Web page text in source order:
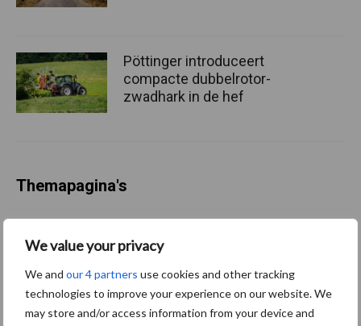
We value your privacy
We and our 4 partners use cookies and other tracking
technologies to improve your experience on our website. We
may store and/or access information from your device and
Pöttinger introduceert
compacte dubbelrotor-
zwadhark in de hef
Themapagina's
Ligbox &